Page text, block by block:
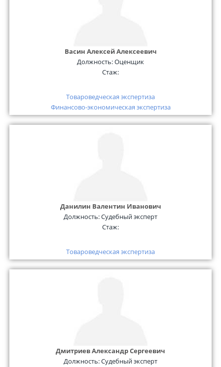
Васин Алексей Алексеевич
Должность:Оценщик
Стаж:
Товароведческая экспертиза
Финансово-экономическая экспертиза
Данилин Валентин Иванович
Должность:Судебный эксперт
Стаж:
Товароведческая экспертиза
Дмитриев Александр Сергеевич
Должность:Судебный эксперт